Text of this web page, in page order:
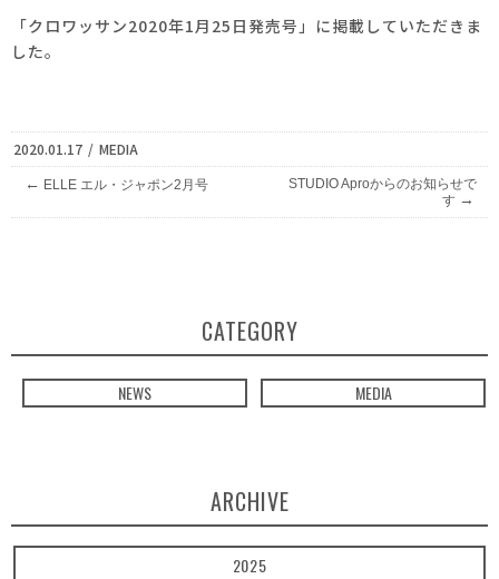
「クロワッサン2020年1月25日発売号」に掲載していただきま
した。
2020.01.17 / MEDIA
← ELLE エル・ジャポン2月号
STUDIO Aproからのお知らせで
す →
CATEGORY
NEWS MEDIA
ARCHIVE
2025